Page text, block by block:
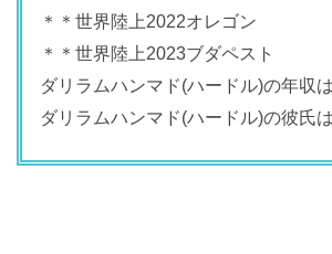
＊＊世界陸上2022オレゴン
＊＊世界陸上2023ブダペスト
ダリラムハンマド(ハードル)の年収
ダリラムハンマド(ハードル)の彼氏